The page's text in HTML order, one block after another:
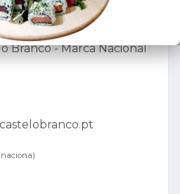
Branco - Marca Nacional